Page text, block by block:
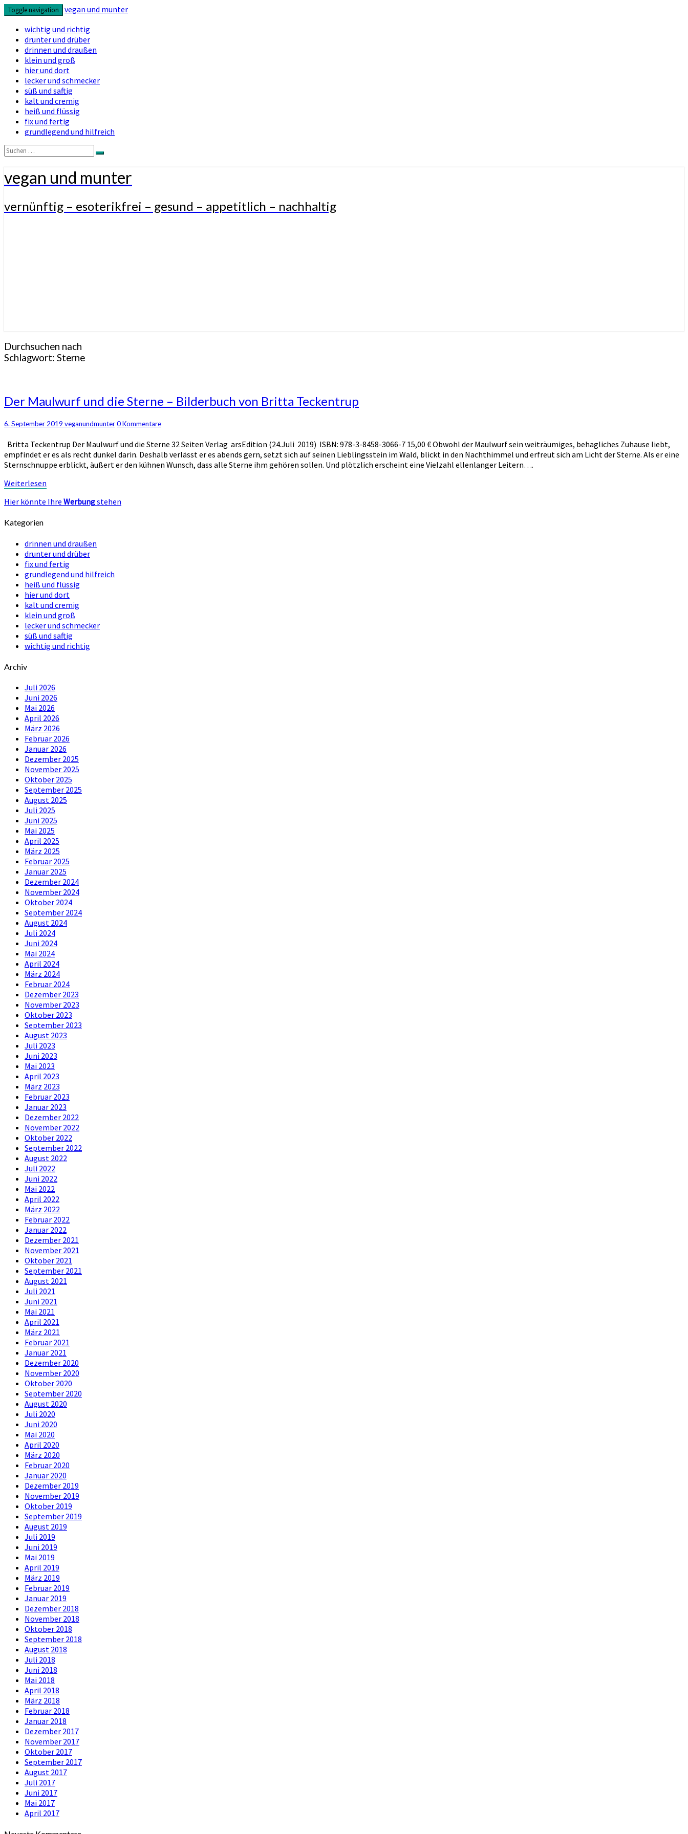
Toggle navigation
vegan und munter
wichtig und richtig
drunter und drüber
drinnen und draußen
klein und groß
hier und dort
lecker und schmecker
süß und saftig
kalt und cremig
heiß und flüssig
fix und fertig
grundlegend und hilfreich
Suchen
nach:
Suchen
vegan und munter
vernünftig – esoterikfrei – gesund – appetitlich – nachhaltig
Durchsuchen nach
Schlagwort: Sterne
Der
Maulwurf
die
Bilderbuch
von
Britta
Teckentrup
Der Maulwurf und die Sterne – Bilderbuch von Britta Teckentrup
6. September 2019 veganundmunterKommentare
0 Kommentare
Britta Teckentrup Der Maulwurf und die Sterne 32 Seiten Verlag arsEdition (24.Juli 2019) ISBN: 978-3-8458-3066-7 15,00 € Obwohl der Maulwurf sein weiträumiges, behagliches Zuhause liebt,
empfindet er es als recht dunkel darin. Deshalb verlässt er es abends gern, setzt sich auf seinen Lieblingsstein im Wald, blickt in den Nachthimmel und erfreut sich am Licht der Sterne. Als er eine
Sternschnuppe erblickt, äußert er den kühnen Wunsch, dass alle Sterne ihm gehören sollen. Und plötzlich erscheint eine Vielzahl ellenlanger Leitern….
Weiterlesen
Hier könnte Ihre Werbungstehen
Kategorien
drinnen und draußen
drunter und drüber
fix und fertig
grundlegend und hilfreich
heiß und flüssig
hier und dort
kalt und cremig
klein und groß
lecker und schmecker
süß und saftig
wichtig und richtig
Archiv
Juli 2026
Juni 2026
Mai 2026
April 2026
März 2026
Februar 2026
Januar 2026
Dezember 2025
November 2025
Oktober 2025
September 2025
August 2025
Juli 2025
Juni 2025
Mai 2025
April 2025
März 2025
Februar 2025
Januar 2025
Dezember 2024
November 2024
Oktober 2024
September 2024
August 2024
Juli 2024
Juni 2024
Mai 2024
April 2024
März 2024
Februar 2024
Dezember 2023
November 2023
Oktober 2023
September 2023
August 2023
Juli 2023
Juni 2023
Mai 2023
April 2023
März 2023
Februar 2023
Januar 2023
Dezember 2022
November 2022
Oktober 2022
September 2022
August 2022
Juli 2022
Juni 2022
Mai 2022
April 2022
März 2022
Februar 2022
Januar 2022
Dezember 2021
November 2021
Oktober 2021
September 2021
August 2021
Juli 2021
Juni 2021
Mai 2021
April 2021
März 2021
Februar 2021
Januar 2021
Dezember 2020
November 2020
Oktober 2020
September 2020
August 2020
Juli 2020
Juni 2020
Mai 2020
April 2020
März 2020
Februar 2020
Januar 2020
Dezember 2019
November 2019
Oktober 2019
September 2019
August 2019
Juli 2019
Juni 2019
Mai 2019
April 2019
März 2019
Februar 2019
Januar 2019
Dezember 2018
November 2018
Oktober 2018
September 2018
August 2018
Juli 2018
Juni 2018
Mai 2018
April 2018
März 2018
Februar 2018
Januar 2018
Dezember 2017
November 2017
Oktober 2017
September 2017
August 2017
Juli 2017
Juni 2017
Mai 2017
April 2017